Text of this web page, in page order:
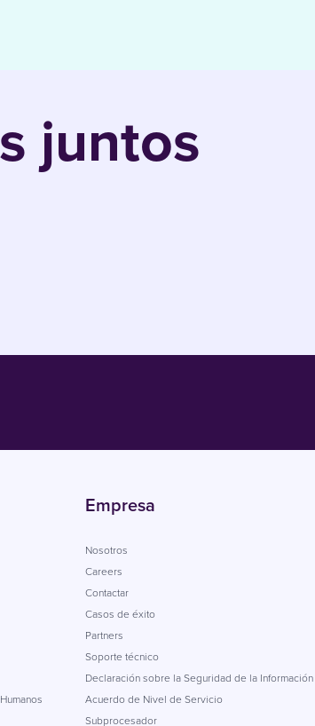
juntos
Empresa
Nosotros
Careers
Contactar
Casos de éxito
Partners
Soporte técnico
Declaración sobre la Seguridad de la Información
Acuerdo de Nivel de Servicio
Subprocesador